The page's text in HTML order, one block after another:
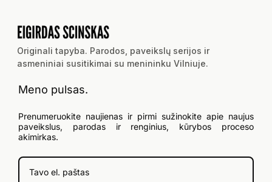
Originali tapyba. Parodos, paveikslų serijos ir
asmeniniai susitikimai su menininku Vilniuje.
Meno pulsas.
Prenumeruokite naujienas ir pirmi sužinokite apie naujus
paveikslus, parodas ir renginius, kūrybos proceso
akimirkas.